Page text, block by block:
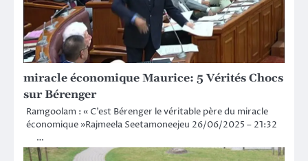
miracle économique Maurice: 5 Vérités Chocs
sur Bérenger
Ramgoolam : « C’est Bérenger le véritable père du miracle
économique »Rajmeela Seetamoneejeu 26/06/2025 – 21:32
…